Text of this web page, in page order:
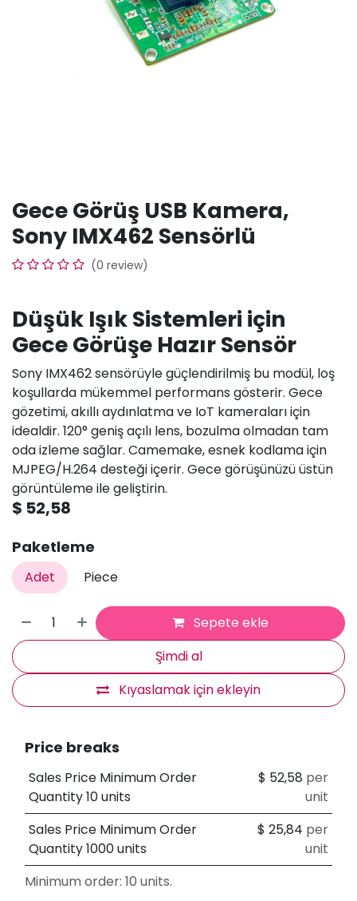
Gece Görüş USB Kamera,
Sony IMX462 Sensörlü
(0 review)
Düşük Işık Sistemleri için
Gece Görüşe Hazır Sensör
Sony IMX462 sensörüyle güçlendirilmiş bu modül, loş
koşullarda mükemmel performans gösterir. Gece
gözetimi, akıllı aydınlatma ve IoT kameraları için
idealdir. 120° geniş açılı lens, bozulma olmadan tam
oda izleme sağlar. Camemake, esnek kodlama için
MJPEG/H.264 desteği içerir. Gece görüşünüzü üstün
görüntüleme ile geliştirin.
$ 52,58
Paketleme
Adet Piece
Sepete ekle
Şimdi al
Kıyaslamak için ekleyin
Price breaks
Sales Price Minimum Order
Quantity 10 units
$ 52,58 per
unit
Sales Price Minimum Order
Quantity 1000 units
$25,84 per
unit
Minimum order: 10 units.